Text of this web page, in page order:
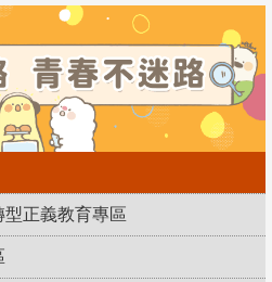
型正義教育專區